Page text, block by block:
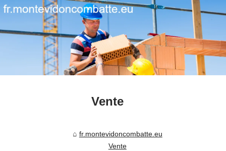
Vente
fr.montevidoncombatte.eu
Vente